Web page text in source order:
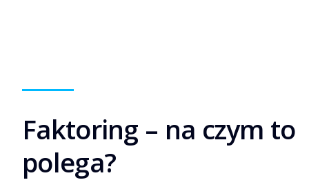
Faktoring – na czym to
polega?